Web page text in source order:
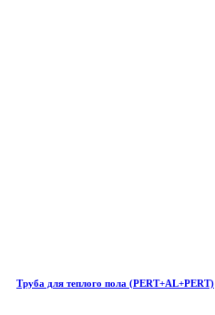
Труба для теплого пола (PERT+AL+PERT)